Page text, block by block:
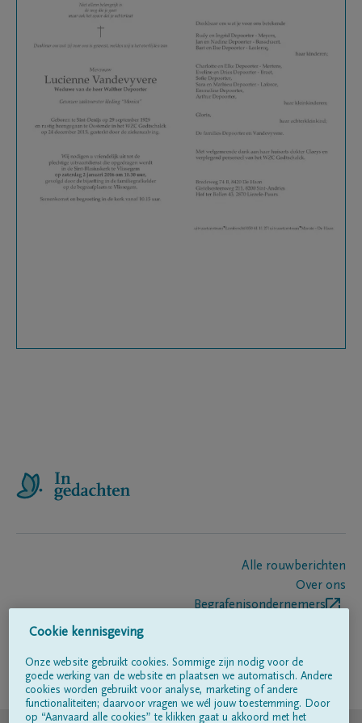
Alle rouwberichten
Over ons
Begrafenisondernemers
Volg ons op
Cookie kennisgeving
Onze website gebruikt cookies. Sommige zijn nodig voor de
goede werking van de website en plaatsen we automatisch. Andere
cookies worden gebruikt voor analyse, marketing of andere
functionaliteiten; daarvoor vragen we wél jouw toestemming. Door
op “Aanvaard alle cookies” te klikken gaat u akkoord met het